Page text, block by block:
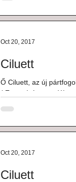
Ciluett
Ő Ciluett, az új
( Ezt a cicát ma
Oct 20, 2017
Ciluett
Oct 20, 2017